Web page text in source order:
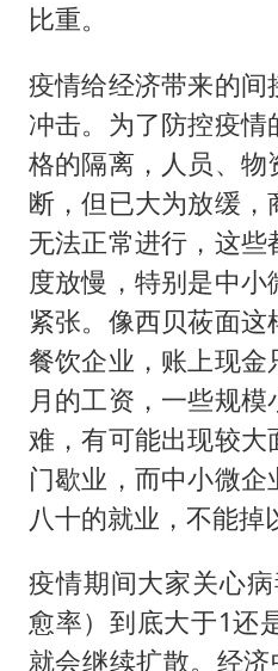
比重。
疫情给经济带来的间
冲击。为了防控疫
格的隔离，人员、物
断，但已大为放缓
无法正常进行，这
度放慢，特别是中
紧张。像西贝莜面
餐饮企业，账上现
月的工资，一些规
难，有可能出现较
门歇业，而中小微
八十的就业，不能掉
疫情期间大家关心
愈率）到底大于1还
就会继续扩散。经济